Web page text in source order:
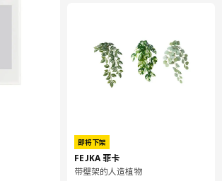
即将下架
FEJKA 菲卡
带壁架的人造植物